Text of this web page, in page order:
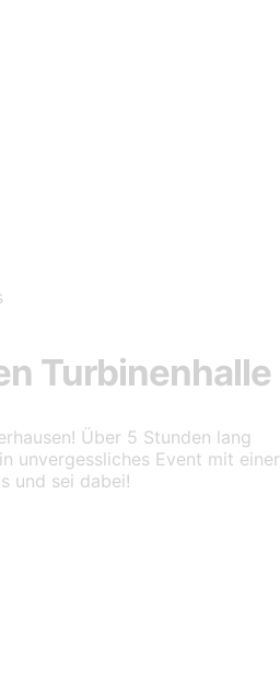
Turbinenhalle
Über 5 Stunden lang
unvergessliches Event mit einer
und sei dabei!